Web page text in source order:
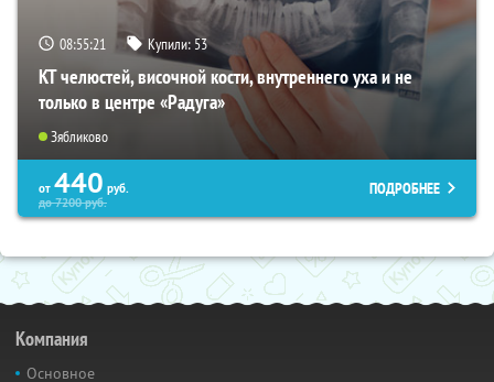
08:55:20 Купили: 53
КТ челюстей, височной кости, внутреннего уха и не
только в центре «Радуга»
Зябликово
от 440 руб.
до7200руб.
ПОДРОБНЕЕ
Компания
Основное